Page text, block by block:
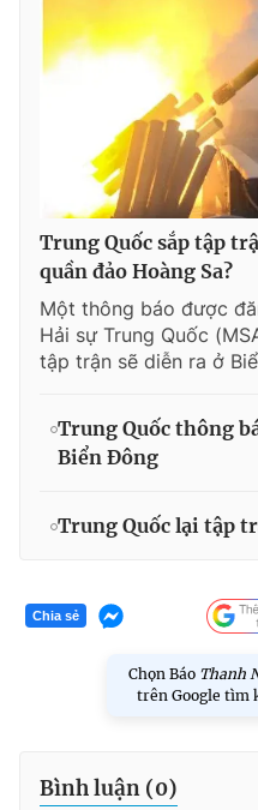
Trung Quốc sắp tập
quần đảo Hoàng Sa?
Một thông báo được
Hải sự Trung Quốc
tập trận sẽ diễn ra ở
Trung Quốc thông
Biển Đông
Trung Quốc lại tập
Chia sẻ
Chọn Báo Thanh
trên Google tìm
Bình luận (0)